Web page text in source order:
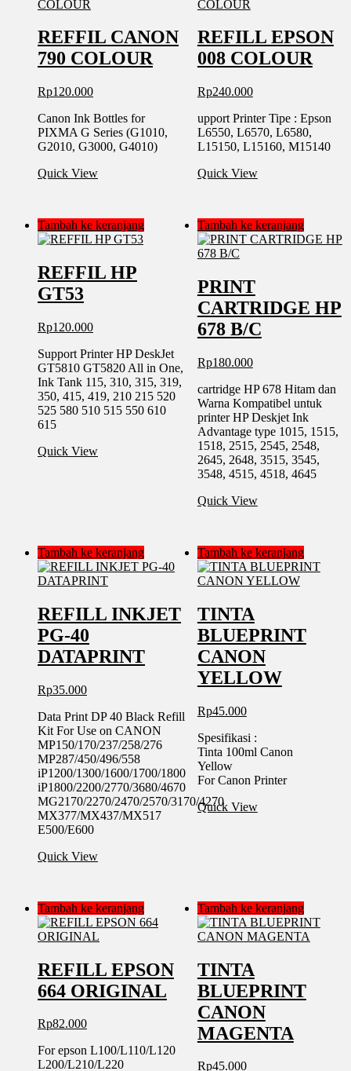
REFFIL CANON
790 COLOUR
Rp120.000
Canon Ink Bottles for
PIXMA G Series (G1010,
G2010, G3000, G4010)
Quick View
REFILL EPSON
008 COLOUR
Rp240.000
upport Printer Tipe : Epson
L6550, L6570, L6580,
L15150, L15160, M15140
Quick View
Tambah ke keranjang
REFFIL HP
GT53
Rp120.000
Support Printer HP DeskJet
GT5810 GT5820 All in One,
Ink Tank 115, 310, 315, 319,
350, 415, 419, 210 215 520
525 580 510 515 550 610
615
Quick View
Tambah ke keranjang
PRINT
CARTRIDGE HP
678 B/C
Rp180.000
cartridge HP 678 Hitam dan
Warna Kompatibel untuk
printer HP Deskjet Ink
Advantage type 1015, 1515,
1518, 2515, 2545, 2548,
2645, 2648, 3515, 3545,
3548, 4515, 4518, 4645
Quick View
Tambah ke keranjang
REFILL INKJET
PG-40
DATAPRINT
Rp35.000
Data Print DP 40 Black Refill
Kit For Use on CANON
MP150/170/237/258/276
MP287/450/496/558
iP1200/1300/1600/1700/1800
iP1800/2200/2770/3680/4670
MG2170/2270/2470/2570/3170/4270
MX377/MX437/MX517
E500/E600
Quick View
Tambah ke keranjang
TINTA
BLUEPRINT
CANON
YELLOW
Rp45.000
Spesifikasi :
Tinta 100ml Canon
Yellow
For Canon Printer
Quick View
Tambah ke keranjang
REFILL EPSON
664 ORIGINAL
Rp82.000
For epson L100/L110/L120
L200/L210/L220
Tambah ke keranjang
TINTA
BLUEPRINT
CANON
MAGENTA
Rp45.000